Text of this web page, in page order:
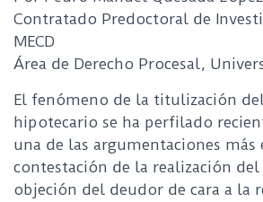
Contratado Predoctoral de
MECD
Área de Derecho Procesal,
El fenómeno de la titulización
hipotecario se ha perfilado
una de las argumentaciones más
contestación de la realización
objeción del deudor de cara a la